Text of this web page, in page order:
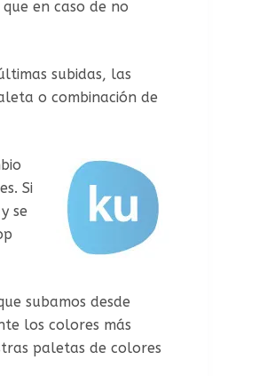
en caso de no
subidas, las
o combinación de
Si
y se
subamos desde
los colores más
paletas de colores